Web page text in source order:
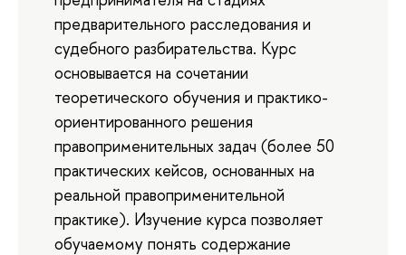
предварительного расследования и
судебного разбирательства. Курс
основывается на сочетании
теоретического обучения и практико-
ориентированного решения
правоприменительных задач (более 50
практических кейсов, основанных на
реальной правоприменительной
практике). Изучение курса позволяет
обучаемому понять содержание